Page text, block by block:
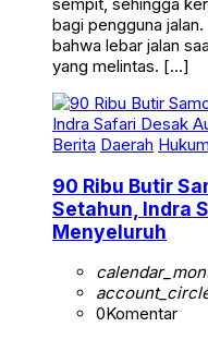
bahwa lebar jalan
yang melintas. […]
Berita Daerah
Setahun, Indra
Menyeluruh
0Komentar